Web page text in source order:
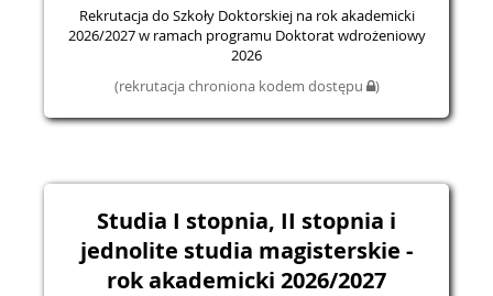
Rekrutacja do Szkoły Doktorskiej na rok akademicki
2026/2027 w ramach programu Doktorat wdrożeniowy
2026
(rekrutacja chroniona kodem dostępu
)
Studia I stopnia, II stopnia i
jednolite studia magisterskie -
rok akademicki 2026/2027